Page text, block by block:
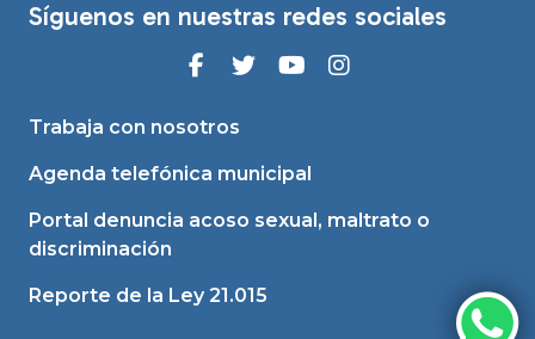
Síguenos en nuestras redes sociales
Trabaja con nosotros
Agenda telefónica municipal
Portal denuncia acoso sexual, maltrato o
discriminación
Reporte de la Ley 21.015